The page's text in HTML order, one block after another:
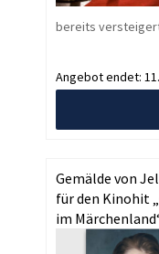
bereits
Angebot endet:
Gemälde von
für den Kinohit
im